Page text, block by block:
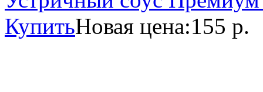
КупитьНовая цена:155 р.